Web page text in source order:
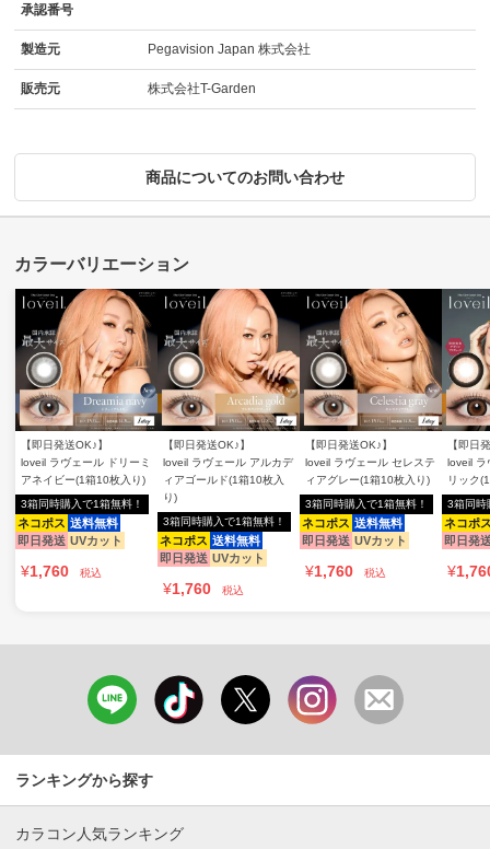
承認番号
製造元 Pegavision Japan 株式会社
販売元 株式会社T-Garden
商品についてのお問い合わせ
【即日発送OK♪】
loveil ラヴェール ドリーミ
アネイビー(1箱10枚入り)
ネコポス 送料無料
即日発送 UVカット
3箱同時購入で1箱無料！
¥1,760 税込
【即日発送OK♪】
loveil ラヴェール アルカデ
ィアゴールド(1箱10枚入
り)
ネコポス 送料無料
即日発送 UVカット
3箱同時購入で1箱無料！
¥1,760 税込
【即日発送OK♪】
loveil ラヴェール セレステ
ィアグレー(1箱10枚入り)
ネコポス 送料無料
即日発送 UVカット
3箱同時購入で1箱無料！
¥1,760 税込
【即日
loveil ラ
リック
ネコポ
即日発
3箱同時
¥
ランキングから探す
カラコン人気ランキング